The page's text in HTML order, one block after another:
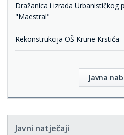
Dražanica i izrada Urbanističkog
"Maestral"
Rekonstrukcija OŠ Krune Krstića
Javna
Javni natječaji